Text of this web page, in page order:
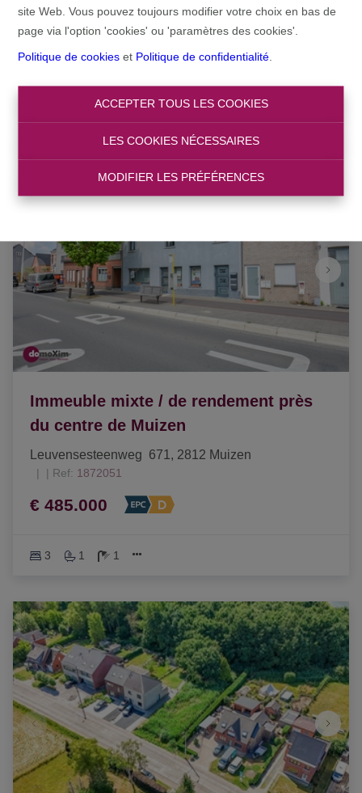
site Web. Vous pouvez toujours modifier votre choix en bas de
page via l'option 'cookies' ou 'paramètres des cookies'.
Politique de cookies et Politique de confidentialité.
ACCEPTER TOUS LES COOKIES
LES COOKIES NÉCESSAIRES
MODIFIER LES PRÉFÉRENCES
Immeuble mixte / de rendement près
du centre de Muizen
Leuvensesteenweg  671, 2812 Muizen
| Ref: 1872051
€ 485.000
3 1 1